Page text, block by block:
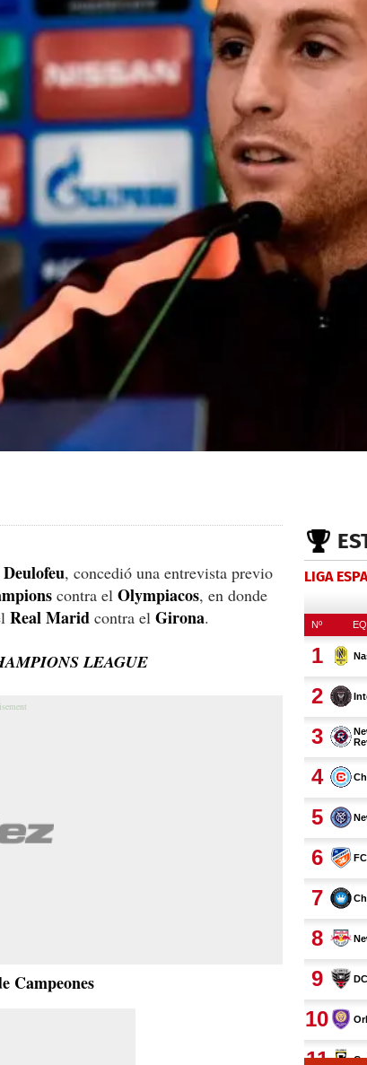
, concedió una entrevista previo
contra el Olympiacos, en donde
Real Marid contra el Girona.
LEAGUE
Campeones
LIGA